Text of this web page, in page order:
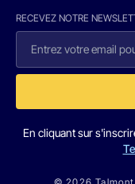
RECEVEZ NOTRE
En cliquant sur